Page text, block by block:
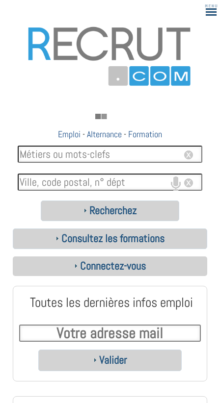
Emploi -Alternance - Formation
Recherchez
Consultez les formations
Connectez-vous
Toutes les dernières infos emploi
Valider